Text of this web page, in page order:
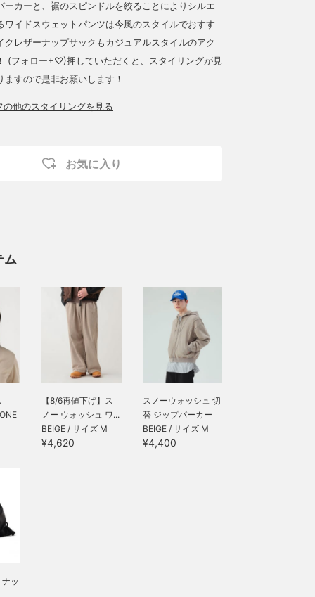
ーカーと、裾のスピンドルを絞ることによりシルエ
ワイドスウェットパンツは今風のスタイルでおすす
クレザーナップサックもカジュアルスタイルのアク
(フォロー+♡)押していただくと、スタイリングが見
ますので是非お願いします！
の他のスタイリングを見る
お気に入り
ム
【8/6再値下げ】ス
ノー ウォッシュ ワ...
BEIGE / サイズ M
¥4,620
スノーウォッシュ 切
替 ジップパーカー
BEIGE / サイズ M
¥4,400
ッ